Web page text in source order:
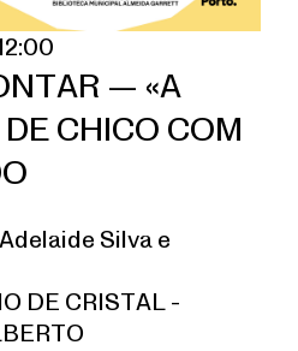
— «A
CHICO COM
Silva e
DE CRISTAL -